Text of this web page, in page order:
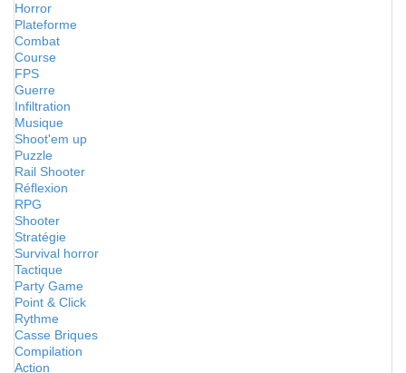
Horror
Plateforme
Combat
Course
FPS
Guerre
Infiltration
Musique
Shoot'em up
Puzzle
Rail Shooter
Réflexion
RPG
Shooter
Stratégie
Survival horror
Tactique
Party Game
Point & Click
Rythme
Casse Briques
Compilation
Action